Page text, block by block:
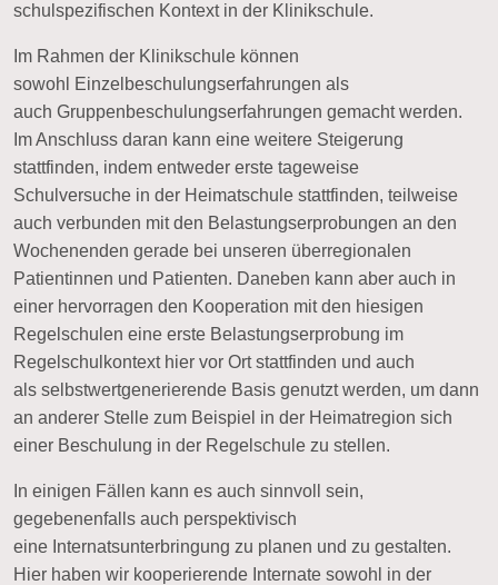
schulspezifischen Kontext in der Klinikschule.
Im Rahmen der Klinikschule können
sowohl
Einzelbeschulungserfahrungen als
auch Gruppenbeschulungserfahrungen gemacht werden.
Im Anschluss daran kann eine weitere Steigerung
stattfinden, indem entweder erste tageweise
Schulversuche in der Heimatschule stattfinden, teilweise
auch verbunden mit den Belastungserprobungen an den
Wochenenden gerade bei unseren überregionalen
Patientinnen und Patienten. Daneben kann aber auch in
einer hervorragen den Kooperation mit den hiesigen
Regelschulen eine erste Belastungserprobung im
Regelschulkontext hier vor Ort stattfinden und auch
als selbstwertgenerierende Basis genutzt werden, um dann
an anderer Stelle zum Beispiel in der Heimatregion sich
einer Beschulung in der Regelschule zu stellen.
In einigen Fällen kann es auch sinnvoll sein,
gegebenenfalls auch perspektivisch
eine Internatsunterbringung zu planen und zu gestalten.
Hier haben wir kooperierende Internate sowohl in der